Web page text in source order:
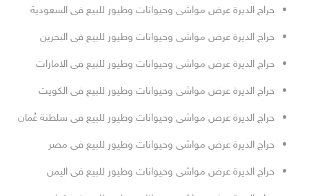
حراج الديرة عرض مواشى وحيوانات وطيور للبيع فى السعودية
حراج الديرة عرض مواشى وحيوانات وطيور للبيع فى البحرين
حراج الديرة عرض مواشى وحيوانات وطيور للبيع فى الامارات
حراج الديرة عرض مواشى وحيوانات وطيور للبيع فى الكويت
حراج الديرة عرض مواشى وحيوانات وطيور للبيع فى سلطنة عُمان
حراج الديرة عرض مواشى وحيوانات وطيور للبيع فى مصر
حراج الديرة عرض مواشى وحيوانات وطيور للبيع فى اليمن